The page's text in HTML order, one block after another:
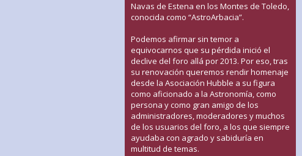
Navas de Estena en los Montes de Toledo,
conocida como “AstroArbacia”.
Podemos afirmar sin temor a
equivocarnos que su pérdida inició el
declive del foro allá por 2013. Por eso, tras
su renovación queremos rendir homenaje
desde la Asociación Hubble a su figura
como aficionado a la Astronomía, como
persona y como gran amigo de los
administradores, moderadores y muchos
de los usuarios del foro, a los que siempre
ayudaba con agrado y sabiduría en
multitud de temas.